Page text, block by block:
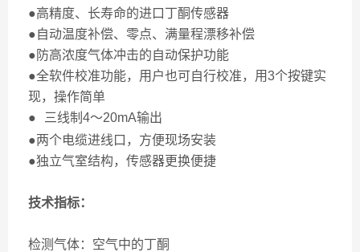
●高精度、长寿命的进口丁酮传感器
●自动温度补偿、零点、满量程漂移补偿
●防高浓度气体冲击的自动保护功能
●全软件校准功能，用户也可自行校准，用3个按键实
现，操作简单
●
三线制 4～20mA输出
●两个电缆进线口，方便现场安装
●独立气室结构，传感器更换便捷
技术指标：
检测气体：空气中的丁酮